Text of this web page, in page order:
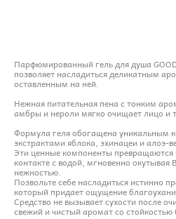
Парфюмированный гель для душа
позволяет насладиться деликатным
оставленным на ней.
Нежная питательная пена с тонким
амбры и нероли мягко очищает лицо и
Формула геля обогащена уникальным
экстрактами яблока, эхинацеи и алоэ-
Эти ценные компоненты
контакте с водой, мгновенно
нежностью.
Позвольте себе насладиться истинно
который придает ощущение
Средство не вызывает сухости после
свежий и чистый аромат со стойкостью